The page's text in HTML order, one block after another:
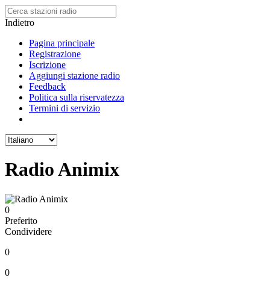
Indietro
Pagina principale
Registrazione
Iscrizione
Aggiungi stazione radio
Feedback
Politica sulla riservatezza
Termini di servizio
Radio Animix
0
Preferito
Condividere
0
0